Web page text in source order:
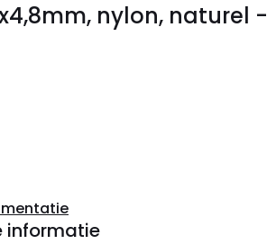
nylon, naturel -
informatie